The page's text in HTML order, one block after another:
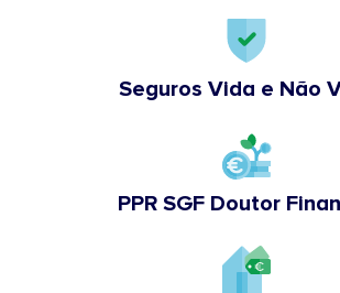
Seguros Vida e Não
PPR SGF Doutor